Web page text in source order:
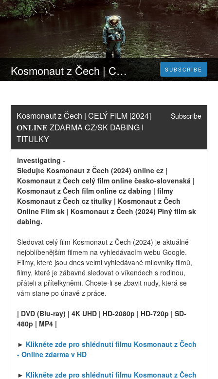
Kosmonaut z Čech | CELÝ FILM [2024] 𝐎𝐍𝐋𝐈𝐍𝐄 ZDARMA CZ/SK DABING I TITULKY SUBSCRIBE
Kosmonaut z Čech | CELÝ FILM [2024]
𝐎𝐍𝐋𝐈𝐍𝐄 ZDARMA CZ/SK DABING I
TITULKY
Subscribe
Investigating -
Sledujte Kosmonaut z Čech (2024) online cz |
Kosmonaut z Čech celý film online česko-slovenská |
Kosmonaut z Čech film online cz dabing | filmy
Kosmonaut z Čech cz titulky | Kosmonaut z Čech
Online Film sk | Kosmonaut z Čech (2024) Plný film sk
dabing.
Sledovat celý film Kosmonaut z Čech (2024) je aktuálně
nejoblíbenějším filmem na vyhledávacím webu Google.
Filmy, které jsou dnes velmi vyhledávané milovníky filmů,
filmy, které je zábavné sledovat o víkendech s rodinou,
přáteli a přítelkyněmi. Chcete-li se zbavit nudy, která se
vám stane po únavě z práce.
| DVD (Blu-ray) | 4K UHD | HD-2080p | HD-720p | SD-
480p | MP4 |
► Klikněte zde pro shlédnutí filmu Kosmonaut z Čech
- Online zdarma v HD
► Klikněte zde pro shlédnutí filmu Kosmonaut z Čech